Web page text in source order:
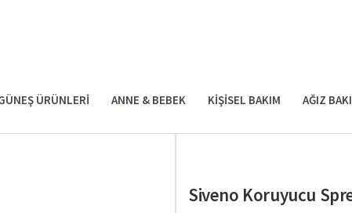
ÜRÜNLERI ANNE & BEBEK KIŞISEL BAKIM AĞIZ
Siveno Koruyucu